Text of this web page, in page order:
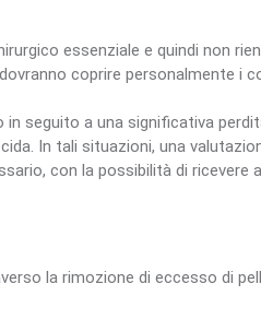
essenziale e quindi non
coprire personalmente i
seguito a una significativa
In tali situazioni, una
con la possibilità di ricevere
la rimozione di eccesso di